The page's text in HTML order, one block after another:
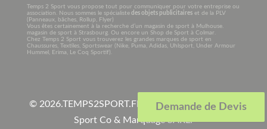
Temps 2 Sport vous propose tout pour communiquer pour votre entreprise ou
association. Nous sommes le spécialistedes objets publicitaireset de la PLV
(Panneaux, bâches, Rollup, Flyer)
Vous êtes certainement à la recherche d’un magasin de sport à Mulhouse.
magasin de sport à Strasbourg. Ou encore un Shop de Sport à Colmar.
Chez Temps 2 Sport vous trouverez les grandes marques de sport en
Chaussures, Textiles, Sportswear (Nike, Puma, Adidas, Uhlsport, Under Armour
Hummel, Erima, Le Coq Sportif).
Demande de Devis
© 2026.TEMPS2SPORT.FR. Tous droits réservés à
Sport Co & Marquage SARL.